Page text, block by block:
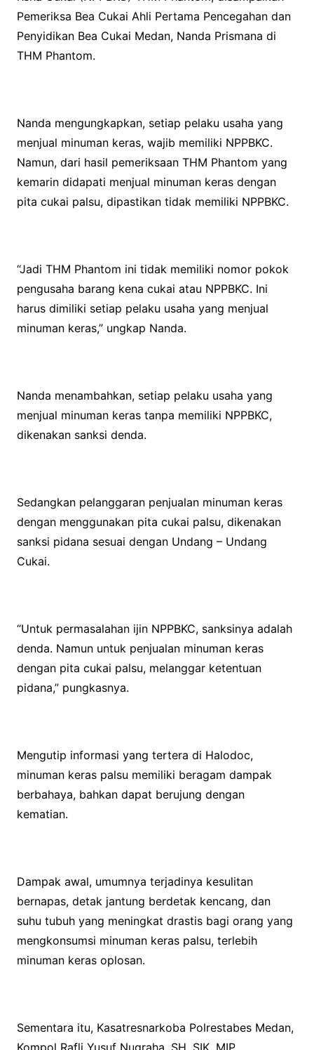
Pemeriksa Bea Cukai Ahli Pertama Pencegahan dan
Penyidikan Bea Cukai Medan, Nanda Prismana di
THM Phantom.
Nanda mengungkapkan, setiap pelaku usaha yang
menjual minuman keras, wajib memiliki NPPBKC.
Namun, dari hasil pemeriksaan THM Phantom yang
kemarin didapati menjual minuman keras dengan
pita cukai palsu, dipastikan tidak memiliki NPPBKC.
“Jadi THM Phantom ini tidak memiliki nomor pokok
pengusaha barang kena cukai atau NPPBKC. Ini
harus dimiliki setiap pelaku usaha yang menjual
minuman keras,” ungkap Nanda.
Nanda menambahkan, setiap pelaku usaha yang
menjual minuman keras tanpa memiliki NPPBKC,
dikenakan sanksi denda.
Sedangkan pelanggaran penjualan minuman keras
dengan menggunakan pita cukai palsu, dikenakan
sanksi pidana sesuai dengan Undang – Undang
Cukai.
“Untuk permasalahan ijin NPPBKC, sanksinya adalah
denda. Namun untuk penjualan minuman keras
dengan pita cukai palsu, melanggar ketentuan
pidana,” pungkasnya.
Mengutip informasi yang tertera di Halodoc,
minuman keras palsu memiliki beragam dampak
berbahaya, bahkan dapat berujung dengan
kematian.
Dampak awal, umumnya terjadinya kesulitan
bernapas, detak jantung berdetak kencang, dan
suhu tubuh yang meningkat drastis bagi orang yang
mengkonsumsi minuman keras palsu, terlebih
minuman keras oplosan.
Sementara itu, Kasatresnarkoba Polrestabes Medan,